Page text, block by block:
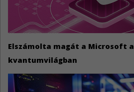
Elszámolta magát a Microsoft a
kvantumvilágban